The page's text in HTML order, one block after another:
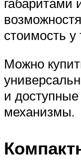
стоимость у
Можно
и
механизмы.